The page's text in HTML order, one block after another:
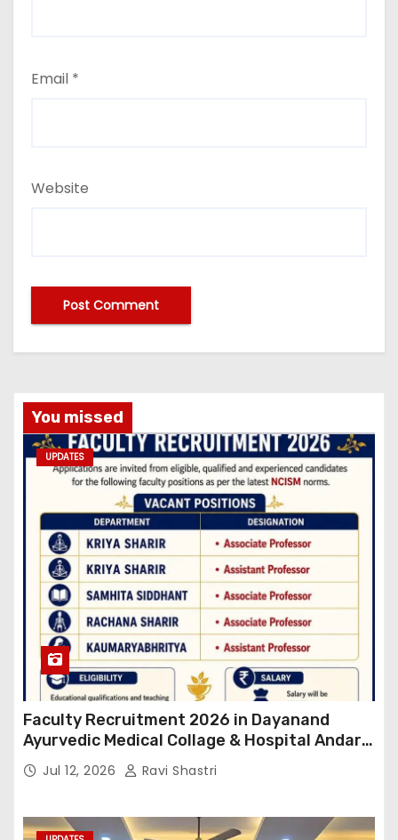
Email *
Website
You missed
UPDATES
Faculty Recruitment 2026 in Dayanand
Ayurvedic Medical Collage & Hospital Andar
Road ,Siwan
Jul 12, 2026 Ravi Shastri